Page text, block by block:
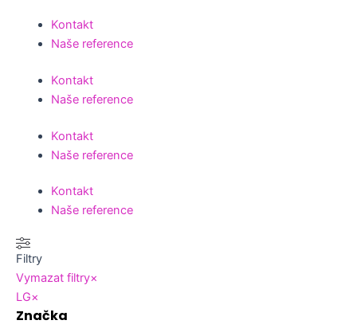
Kontakt
Naše reference
Kontakt
Naše reference
Kontakt
Naše reference
Kontakt
Naše reference
Filtry
Vymazat filtry×
LG×
Značka